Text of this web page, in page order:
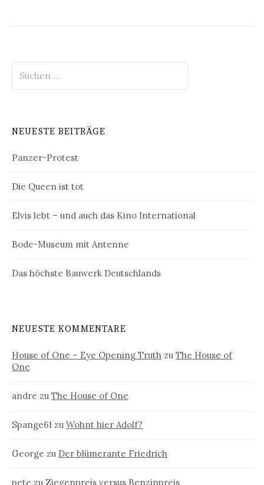
nach:
NEUESTE BEITRÄGE
Panzer-Protest
Die Queen ist tot
Elvis lebt – und auch das Kino International
Bode-Museum mit Antenne
Das höchste Bauwerk Deutschlands
NEUESTE KOMMENTARE
House of One – Eye Opening Truth zu The House of
One
andre zu The House of One
Spange61 zu Wohnt hier Adolf?
George zu Der blümerante Friedrich
pete zu Ziegenpreis versus Benzinpreis